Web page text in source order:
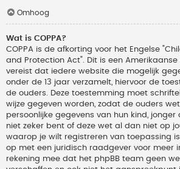
Omhoog
Wat is COPPA?
COPPA is de afkorting voor het Engelse
and Protection Act". Dit is een Amerikaanse
vereist dat iedere website die mogelijk
onder de 13 jaar verzamelt, hiervoor de
de ouders. Deze toestemming moet
wijze gegeven worden, zodat de ouders
persoonlijke gegevens van hun kind, jonger
niet zeker bent of deze wet al dan niet op
waarop je wilt registreren van toepassing
op met een juridisch raadgever voor meer
rekening mee dat het phpBB team geen